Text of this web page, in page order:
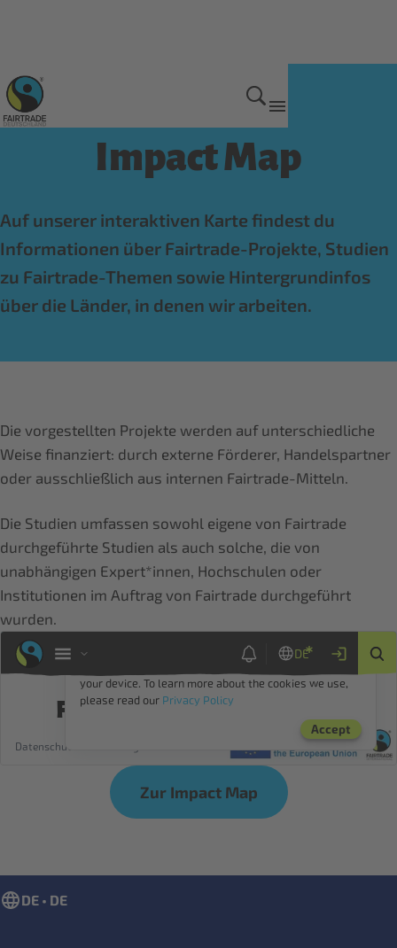
Wirkung von Fairtrade
Impact Map
Auf unserer interaktiven Karte findest du
Informationen über Fairtrade-Projekte, Studien
zu Fairtrade-Themen sowie Hintergrundinfos
über die Länder, in denen wir arbeiten.
Die vorgestellten Projekte werden auf unterschiedliche
Weise finanziert: durch externe Förderer, Handelspartner
oder ausschließlich aus internen Fairtrade-Mitteln.
Die Studien umfassen sowohl eigene von Fairtrade
durchgeführte Studien als auch solche, die von
unabhängigen Expert*innen, Hochschulen oder
Institutionen im Auftrag von Fairtrade durchgeführt
wurden.
Zur Impact Map
DE • DE